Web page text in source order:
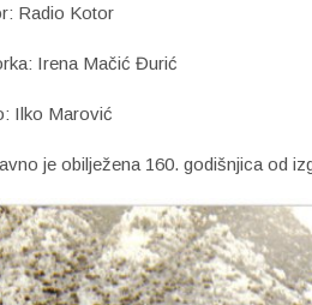
Radio Kotor
Irena Mačić Đurić
Ilko Marović
je obilježena 160. godišnjica od